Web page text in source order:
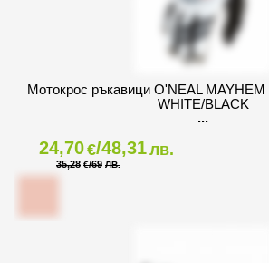
Мотокрос ръкавици O'NEAL
WHITE/BLACK
24,70€/48,31лв.
35,28 €/69 ЛВ.